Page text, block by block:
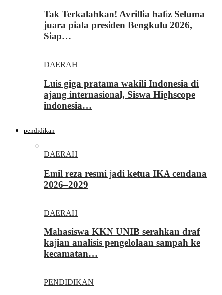
Tak Terkalahkan! Avrillia hafiz Seluma
juara piala presiden Bengkulu 2026,
Siap…
DAERAH
Luis giga pratama wakili Indonesia di
ajang internasional, Siswa Highscope
indonesia…
pendidikan
DAERAH
Emil reza resmi jadi ketua IKA cendana
2026–2029
DAERAH
Mahasiswa KKN UNIB serahkan draf
kajian analisis pengelolaan sampah ke
kecamatan…
PENDIDIKAN